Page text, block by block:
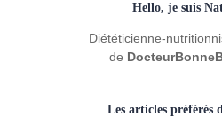
Hello, je suis
Diététicienne-
de
Les articles préférés